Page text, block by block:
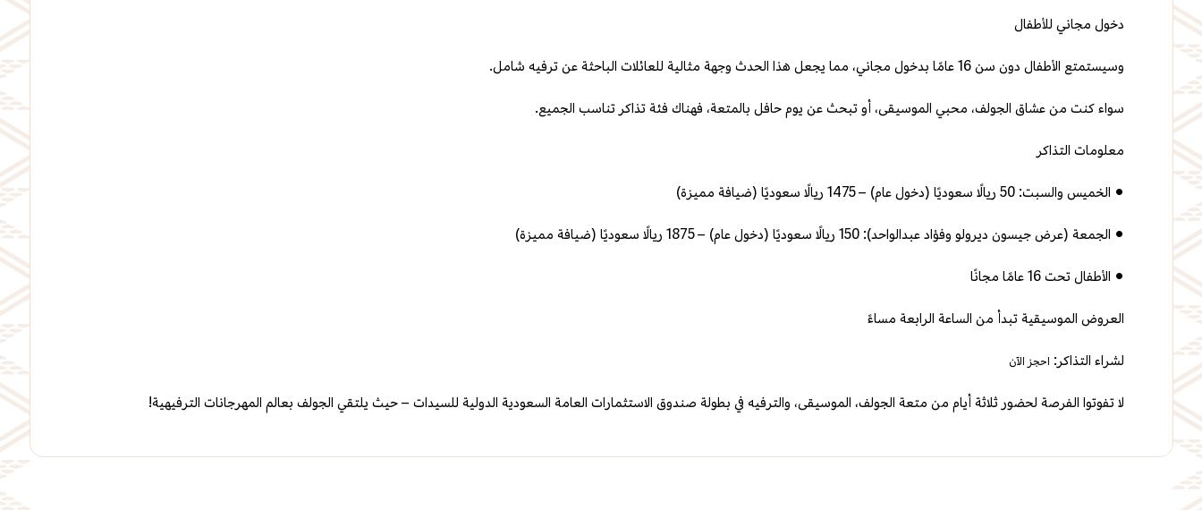
دخول مجاني للأطفال
وسيستمتع الأطفال دون سن 16 عامًا بدخول مجاني، مما يجعل هذا الحدث وجهة مثالية للعائلات الباحثة عن ترفيه شامل.
سواء كنت من عشاق الجولف، محبي الموسيقى، أو تبحث عن يوم حافل بالمتعة، فهناك فئة تذاكر تناسب الجميع.
معلومات التذاكر
● الخميس والسبت: 50 ريالًا سعوديًا (دخول عام) – 1475 ريالًا سعوديًا (ضيافة مميزة)
● الجمعة (عرض جيسون ديرولو وفؤاد عبدالواحد): 150 ريالًا سعوديًا (دخول عام) – 1875 ريالًا سعوديًا (ضيافة مميزة)
● الأطفال تحت 16 عامًا مجانًا
العروض الموسيقية تبدأ من الساعة الرابعة مساءً
لشراء التذاكر: احجز الآن
لا تفوتوا الفرصة لحضور ثلاثة أيام من متعة الجولف، الموسيقى، والترفيه في بطولة صندوق الاستثمارات العامة السعودية الدولية للسيدات – حيث يلتقي الجولف بعالم المهرجانات الترفيهية!